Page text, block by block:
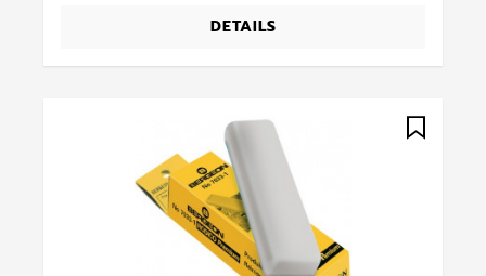
DETAILS